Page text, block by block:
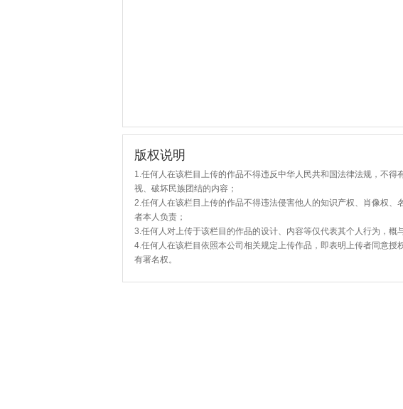
版权说明
1.任何人在该栏目上传的作品不得违反中华人民共和国法律法规，不
视、破坏民族团结的内容；
2.任何人在该栏目上传的作品不得违法侵害他人的知识产权、肖像权
者本人负责；
3.任何人对上传于该栏目的作品的设计、内容等仅代表其个人行为，概
4.任何人在该栏目依照本公司相关规定上传作品，即表明上传者同意
有署名权。